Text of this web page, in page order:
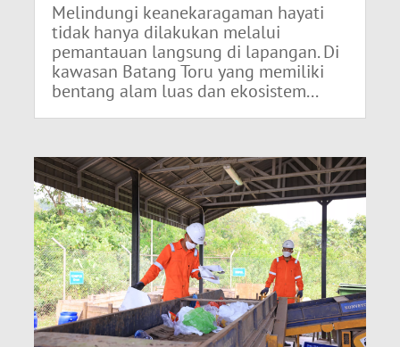
Melindungi keanekaragaman hayati
tidak hanya dilakukan melalui
pemantauan langsung di lapangan. Di
kawasan Batang Toru yang memiliki
bentang alam luas dan ekosistem...